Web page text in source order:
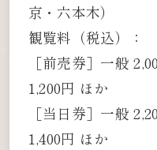
京・六本木）
観覧料（税込）：
［前売券］一般
1,200円 ほか
［当日券］一般
1,400円 ほか